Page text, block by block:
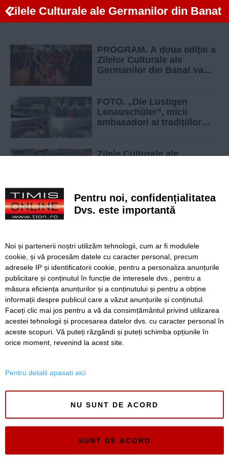
Zilele Culturale ale Germanilor din Banat
PROGRAM. A doua ediție a
Zilelor Culturale ale
Germanilor din Banat va
FOTO. „Die Lustigen
Lenauschüler”, micii
ambasadori ai tradițiilor
Zilele Culturale ale
Prima ediție a German Fest
- Zilele Culturale ale
Weekend plin de
evenimente la Zilele
Culturale ale Germanilor
din Banat, sărbătorite la
Timișoara
SERVICII Redactia
Folosinta Cookie-urilor
Timiș Online
Pentru noi, confidențialitatea
Dvs. este importantă
Noi și partenerii noștri utilizăm tehnologii, cum ar fi modulele
cookie, și vă procesăm datele cu caracter personal, precum
adresele IP și identificatorii cookie, pentru a personaliza anunțurile
publicitare și conținutul în funcție de interesele dvs., pentru a
măsura eficiența anunțurilor și a conținutului și pentru a obține
informații despre publicul care a văzut anunțurile și conținutul.
Faceți clic mai jos pentru a vă da consimțământul privind utilizarea
acestei tehnologii și procesarea datelor dvs. cu caracter personal în
aceste scopuri. Vă puteți răzgândi și puteți schimba opțiunile în
orice moment, revenind la acest site.
Pentru detalii apasati aici
NU SUNT DE ACORD
SUNT DE ACORD